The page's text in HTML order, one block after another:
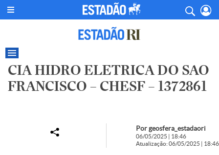
CIA HIDRO ELETRICA DO SAO
FRANCISCO – CHESF – 1372861
Por geosfera_estadaori
06/05/2025 | 18:46
Atualização: 06/05/2025 | 18:46